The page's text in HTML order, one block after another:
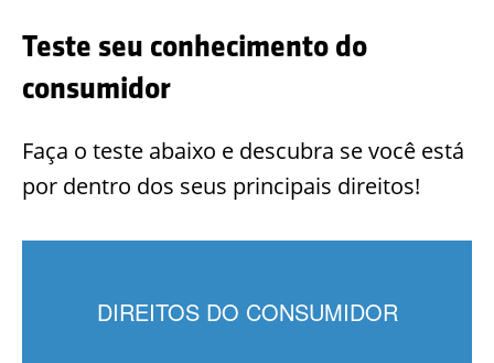
Teste seu conhecimento do
consumidor
Faça o teste abaixo e descubra se você está
por dentro dos seus principais direitos!